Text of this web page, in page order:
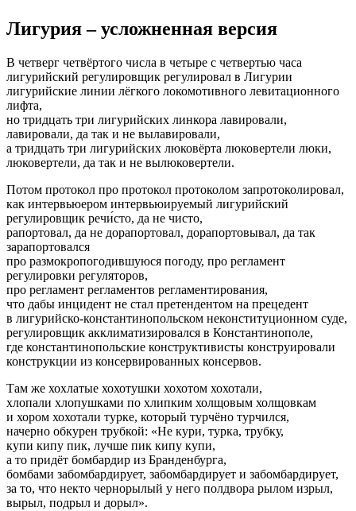
Лигурия – усложненная версия
В четверг четвёртого числа в четыре с четвертью часа
лигурийский регулировщик регулировал в Лигурии
лигурийские линии лёгкого локомотивного левитационного
лифта,
но тридцать три лигурийских линкора лавировали,
лавировали, да так и не вылавировали,
а тридцать три лигурийских люковёрта люковертели люки,
люковертели, да так и не вылюковертели.
Потом протокол про протокол протоколом запротоколировал,
как интервьюером интервьюируемый лигурийский
регулировщик речи́сто, да не чисто,
рапортовал, да не дорапортовал, дорапортовывал, да так
зарапортовался
про размокропогодившуюся погоду, про регламент
регулировки регуляторов,
про регламент регламентов регламентирования,
что дабы инцидент не стал претендентом на прецедент
в лигурийско-константинопольском неконституционном суде,
регулировщик акклиматизировался в Константинополе,
где константинопольские конструктивисты конструировали
конструкции из консервированных консервов.
Там же хохлатые хохотушки хохотом хохотали,
хлопали хлопушками по хлипким холщовым холщовкам
и хором хохотали турке, который турчёно турчился,
начерно обкурен трубкой: «Не кури, турка, трубку,
купи кипу пик, лучше пик кипу купи,
а то придёт бомбардир из Бранденбурга,
бомбами забомбардирует, забомбардирует и забомбардирует,
за то, что некто чернорылый у него полдвора рылом изрыл,
вырыл, подрыл и дорыл».